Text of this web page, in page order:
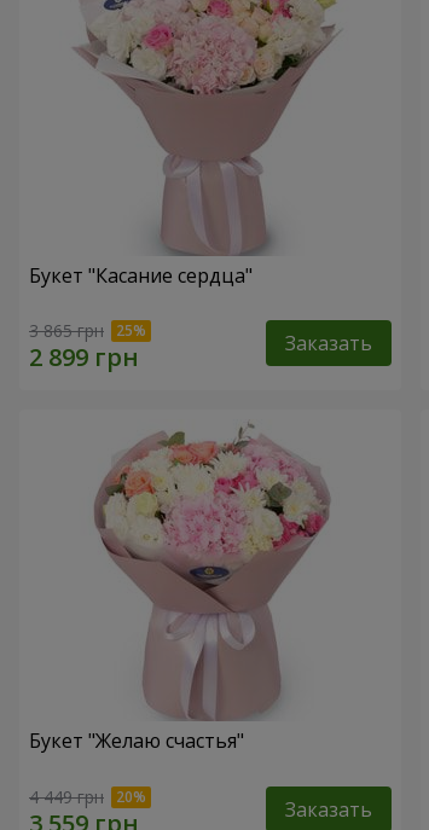
Букет "Касание сердца"
3 865 грн Заказать
Букет "Желаю счастья"
4 449 грн Заказать